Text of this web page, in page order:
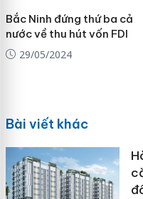
Bắc Ninh đứng thứ ba cả
nước về thu hút vốn FDI
29/05/2024
Bài viết khác